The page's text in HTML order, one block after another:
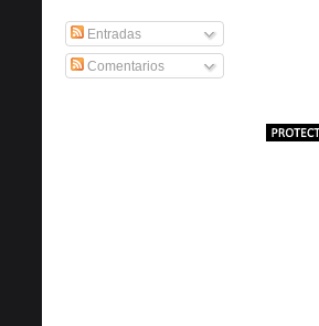
Entradas
Comentarios